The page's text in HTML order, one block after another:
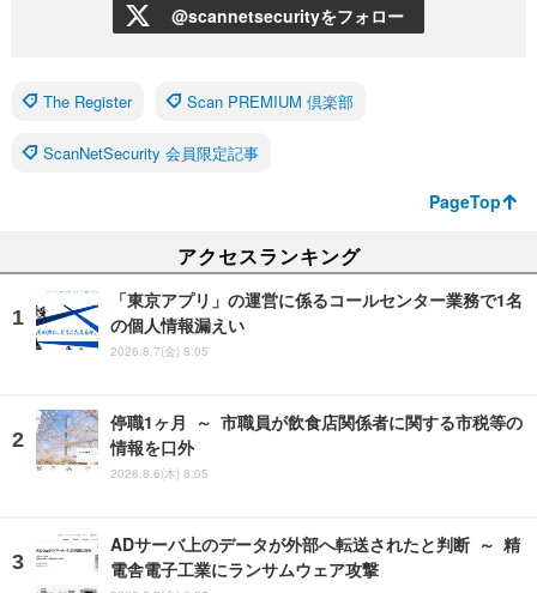
@scannetsecurityをフォロー
The Register Scan PREMIUM 倶楽部
ScanNetSecurity 会員限定記事
PageTop
アクセスランキング
「東京アプリ」の運営に係るコールセンター業務で1名
の個人情報漏えい
2026.8.7(金) 8:05
停職1ヶ月 ～ 市職員が飲食店関係者に関する市税等の
情報を口外
2026.8.6(木) 8:05
ADサーバ上のデータが外部へ転送されたと判断 ～ 精
電舎電子工業にランサムウェア攻撃